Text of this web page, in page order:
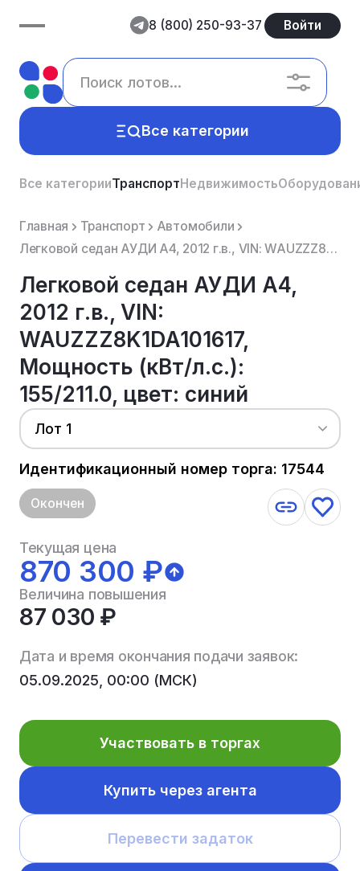
8 (800) 250-93-37 Войти
Все категории
Все категорииТранспортНедвижимость
Главная Транспорт
Автомобили
Легковой седан АУДИ А4, 2012 г.в., VIN: WAUZZZ8K1DA101617, Мощность (кВт/л.с.): 155/211.0, цвет: син...
Легковой седан АУДИ А4,
2012 г.в., VIN:
WAUZZZ8K1DA101617,
Мощность (кВт/л.с.):
155/211.0, цвет: синий
Лот 1
Идентификационный номер торга: 17544
Окончен
Текущая цена
870 300 ₽
Величина повышения
87 030 ₽
Дата и время окончания подачи заявок:
05.09.2025, 00:00 (МСК)
Участвовать в торгах
Купить через агента
Перевести задаток